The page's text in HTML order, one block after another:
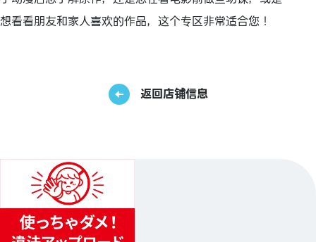
想看看朋友和家人喜欢的作品，这个专区非常适合您！
返回店铺信息